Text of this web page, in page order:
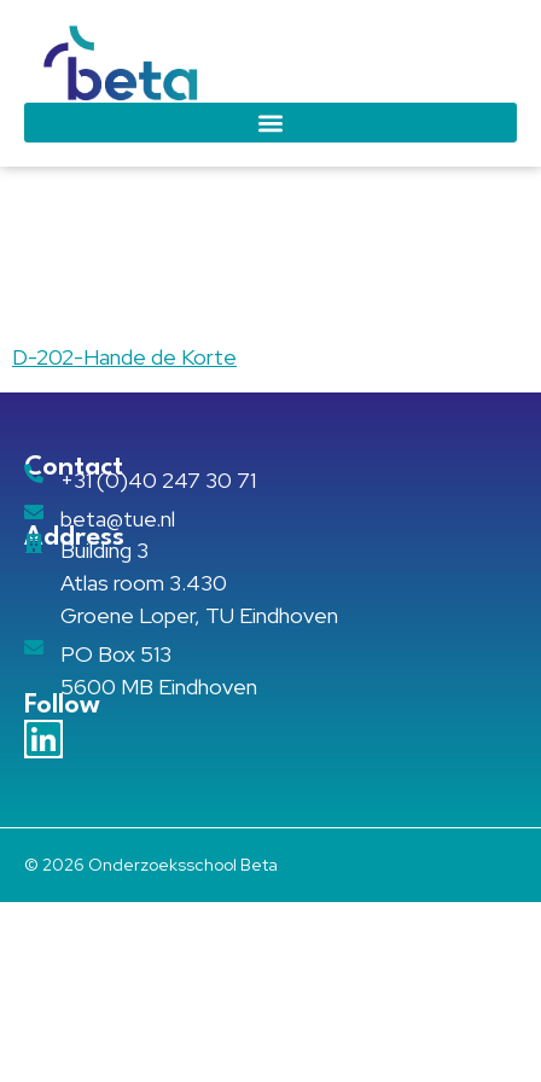
D-202-Hande de Korte
Contact
+31 (0)40 247 30 71
beta@tue.nl
Address
Building 3
Atlas room 3.430
Groene Loper, TU Eindhoven
PO Box 513
5600 MB Eindhoven
Follow
© 2026 Onderzoeksschool Beta